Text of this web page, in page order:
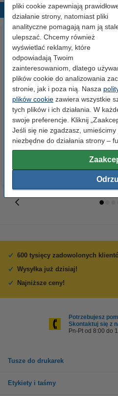
pliki cookie zapewniają
działanie strony, natomiast pliki
analityczne pomagają nam ją
ulepszać. Chcemy również
wyświetlać reklamy, które
odpowiadają Twoim
zainteresowaniom, dlatego
plików cookie do analizowania
stronie, jak i poza nią. Nasza
plików cookie zawiera wszystkie
tych plików i ich działania. W
swoje preferencje. Kliknij
Jeśli się nie zgadzasz,
niezbędne do działania strony –
Popularne
123drukuj zamiennik HP 12A
(Q2612A) toner czarny
99,00 zł z VAT
600 tysięcy zadowolonych
Wysyłka już dzisiaj!
Najniższe ceny!
Potrzebujesz
Skontaktuj się z
Pn-Pt od 8:00 do
Tusze do drukarek
Etykiety i taśmy